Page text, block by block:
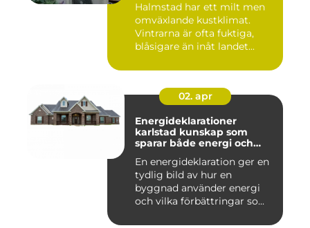
Halmstad har ett milt men
omväxlande kustklimat.
Vintrarna är ofta fuktiga,
blåsigare än inåt landet...
02. apr
Energideklarationer
karlstad kunskap som
sparar både energi och
En energideklaration ger en
tydlig bild av hur en
byggnad använder energi
och vilka förbättringar so...